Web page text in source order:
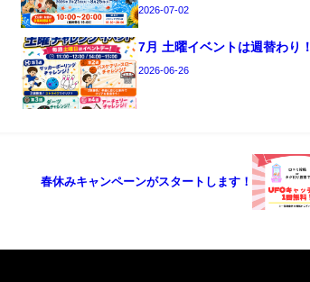
2026-07-02
7月 土曜イベントは週替わり！
2026-06-26
春休みキャンペーンがスタートします！